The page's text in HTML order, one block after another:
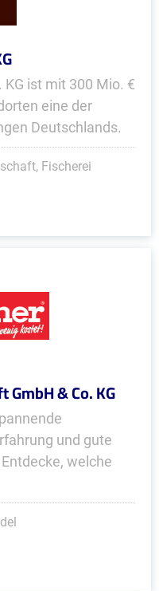
KG ist mit 300 Mio. €
eine der
Deutschlands.
Fischerei
& Co. KG
und gute
welche